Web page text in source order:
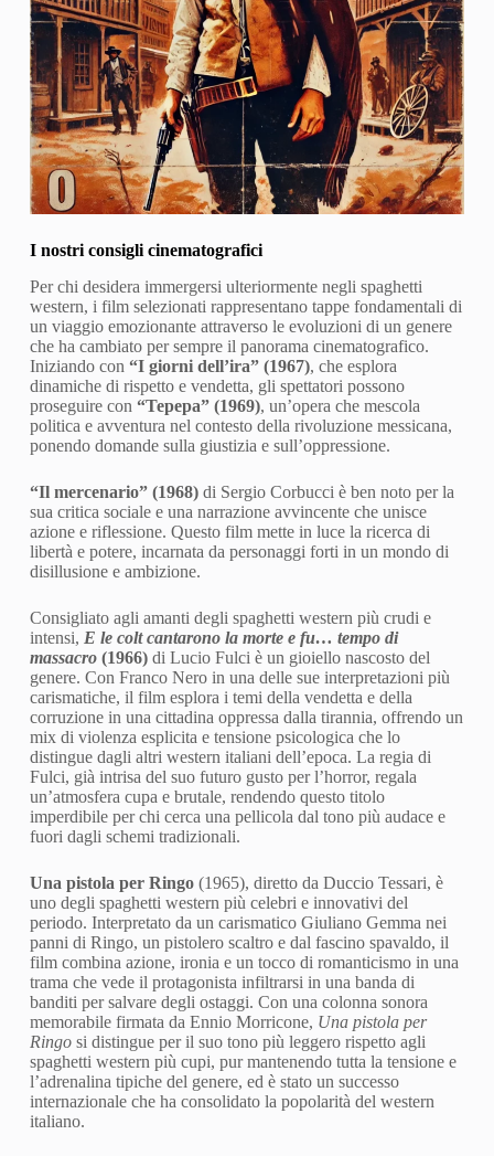
I nostri consigli cinematografici
Per chi desidera immergersi ulteriormente negli spaghetti
western, i film selezionati rappresentano tappe fondamentali di
un viaggio emozionante attraverso le evoluzioni di un genere
che ha cambiato per sempre il panorama cinematografico.
Iniziando con “I giorni dell’ira” (1967), che esplora
dinamiche di rispetto e vendetta, gli spettatori possono
proseguire con “Tepepa” (1969), un’opera che mescola
politica e avventura nel contesto della rivoluzione messicana,
ponendo domande sulla giustizia e sull’oppressione.
“Il mercenario” (1968)di Sergio Corbucci è ben noto per la
sua critica sociale e una narrazione avvincente che unisce
azione e riflessione. Questo film mette in luce la ricerca di
libertà e potere, incarnata da personaggi forti in un mondo di
disillusione e ambizione.
Consigliato agli amanti degli spaghetti western più crudi e
intensi, E le colt cantarono la morte e fu… tempo di
massacro(1966) di Lucio Fulci è un gioiello nascosto del
genere. Con Franco Nero in una delle sue interpretazioni più
carismatiche, il film esplora i temi della vendetta e della
corruzione in una cittadina oppressa dalla tirannia, offrendo un
mix di violenza esplicita e tensione psicologica che lo
distingue dagli altri western italiani dell’epoca. La regia di
Fulci, già intrisa del suo futuro gusto per l’horror, regala
un’atmosfera cupa e brutale, rendendo questo titolo
imperdibile per chi cerca una pellicola dal tono più audace e
fuori dagli schemi tradizionali.
Una pistola per Ringo(1965), diretto da Duccio Tessari, è
uno degli spaghetti western più celebri e innovativi del
periodo. Interpretato da un carismatico Giuliano Gemma nei
panni di Ringo, un pistolero scaltro e dal fascino spavaldo, il
film combina azione, ironia e un tocco di romanticismo in una
trama che vede il protagonista infiltrarsi in una banda di
banditi per salvare degli ostaggi. Con una colonna sonora
memorabile firmata da Ennio Morricone, Una pistola per
Ringosi distingue per il suo tono più leggero rispetto agli
spaghetti western più cupi, pur mantenendo tutta la tensione e
l’adrenalina tipiche del genere, ed è stato un successo
internazionale che ha consolidato la popolarità del western
italiano.